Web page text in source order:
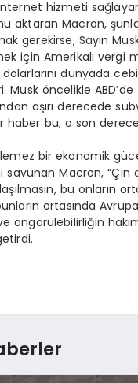
hizmeti
aktaran Macron,
gerekirse, Sayın
için Amerikalı vergi
dünyada
Musk öncelikle
aşırı derecede
haber bu, o son
bir ekonomik
savunan Macron, “Çin
bu onların
ortasında
öngörülebilirliğin